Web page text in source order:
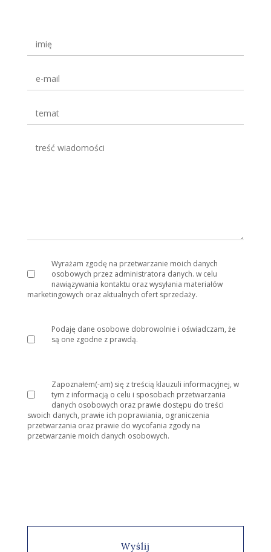
Wyrażam zgodę na przetwarzanie moich danych
osobowych przez administratora danych. w celu
nawiązywania kontaktu oraz wysyłania materiałów
marketingowych oraz aktualnych ofert sprzedaży.
Podaję dane osobowe dobrowolnie i oświadczam, że
są one zgodne z prawdą.
Zapoznałem(-am) się z treścią klauzuli informacyjnej, w
tym z informacją o celu i sposobach przetwarzania
danych osobowych oraz prawie dostępu do treści
swoich danych, prawie ich poprawiania, ograniczenia
przetwarzania oraz prawie do wycofania zgody na
przetwarzanie moich danych osobowych.